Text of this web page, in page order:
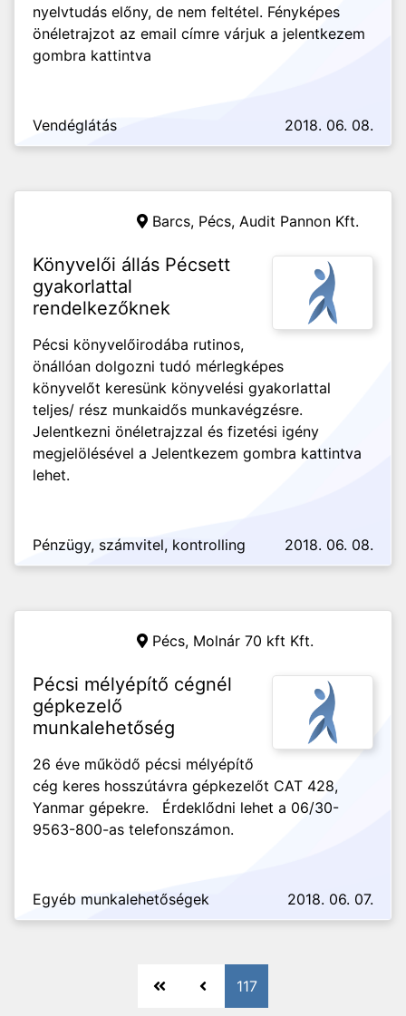
nyelvtudás előny, de nem feltétel. Fényképes
önéletrajzot az email címre várjuk a jelentkezem
gombra kattintva
Vendéglátás 2018. 06. 08.
Barcs, Pécs, Audit Pannon Kft.
Könyvelői állás Pécsett
gyakorlattal
rendelkezőknek
Pécsi könyvelőirodába rutinos,
önállóan dolgozni tudó mérlegképes
könyvelőt keresünk könyvelési gyakorlattal
teljes/ rész munkaidős munkavégzésre.
Jelentkezni önéletrajzzal és fizetési igény
megjelölésével a Jelentkezem gombra kattintva
lehet.
Pénzügy, számvitel, kontrolling 2018. 06. 08.
Pécs, Molnár 70 kft Kft.
Pécsi mélyépítő cégnél
gépkezelő
munkalehetőség
26 éve működő pécsi mélyépítő
cég keres hosszútávra gépkezelőt CAT 428,
Yanmar gépekre. Érdeklődni lehet a 06/30-
9563-800-as telefonszámon.
Egyéb munkalehetőségek 2018. 06. 07.
117